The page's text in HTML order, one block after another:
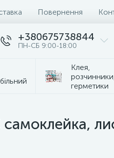
Повернення
+380675738844
ПН-СБ 9:00-18:00
Клея,
розчинники,
герметики